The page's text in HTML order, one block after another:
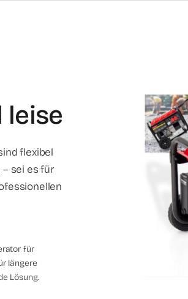
leise
flexibel
sei es für
für
längere
Lösung.